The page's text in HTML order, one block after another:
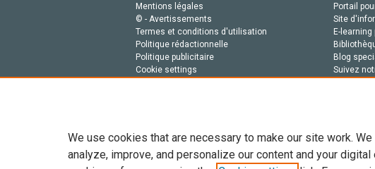
Mentions légales
© - Avertissements
Termes et conditions d'utilisation
Politique rédactionnelle
Politique publicitaire
Cookie settings
Portail
Site
E-
Blog
Suivez
We use cookies that are necessary to make our site work.
analyze, improve, and personalize our content and your digital